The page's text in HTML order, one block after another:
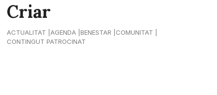
Criar
ACTUALITAT AGENDA BENESTAR
COMUNITAT
CONTINGUT PATROCINAT